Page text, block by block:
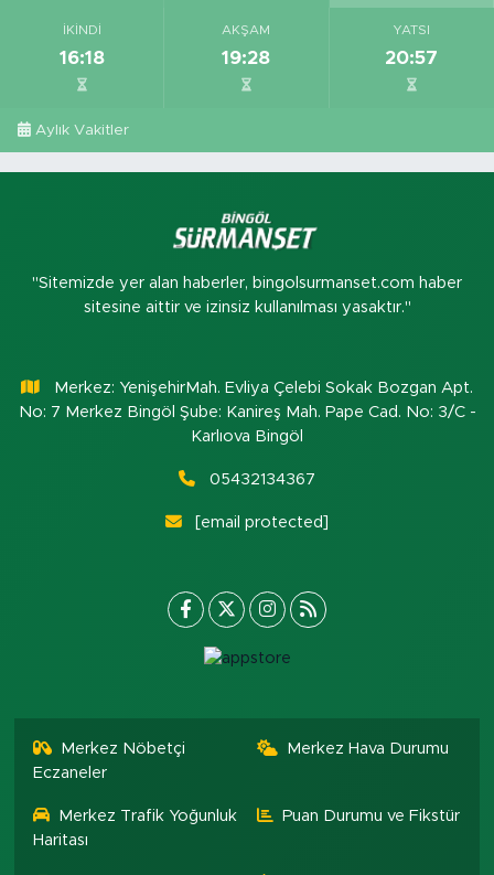
İKINDI
16:18
AKŞAM
19:28
YATSI
20:57
Aylık Vakitler
"Sitemizde yer alan haberler, bingolsurmanset.com haber
sitesine aittir ve izinsiz kullanılması yasaktır."
Merkez: YenişehirMah. Evliya Çelebi Sokak Bozgan Apt.
No: 7 Merkez Bingöl Şube: Kanireş Mah. Pape Cad. No: 3/C -
Karlıova Bingöl
05432134367
[email protected]
Merkez Nöbetçi
Eczaneler
Merkez Hava Durumu
Merkez Trafik Yoğunluk
Haritası
Puan Durumu ve Fikstür